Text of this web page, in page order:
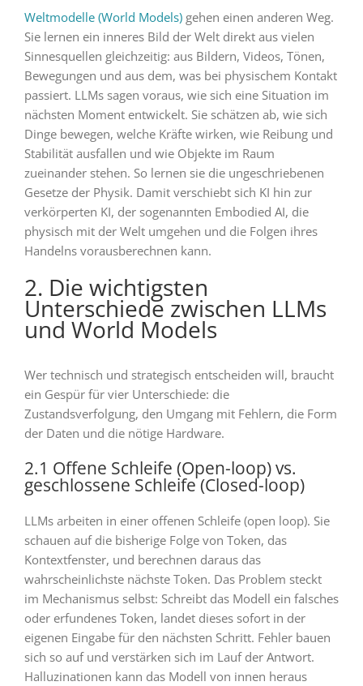
Weltmodelle (World Models)gehen einen anderen Weg.
Sie lernen ein inneres Bild der Welt direkt aus vielen
Sinnesquellen gleichzeitig: aus Bildern, Videos, Tönen,
Bewegungen und aus dem, was bei physischem Kontakt
passiert. LLMs sagen voraus, wie sich eine Situation im
nächsten Moment entwickelt. Sie schätzen ab, wie sich
Dinge bewegen, welche Kräfte wirken, wie Reibung und
Stabilität ausfallen und wie Objekte im Raum
zueinander stehen. So lernen sie die ungeschriebenen
Gesetze der Physik. Damit verschiebt sich KI hin zur
verkörperten KI, der sogenannten Embodied AI, die
physisch mit der Welt umgehen und die Folgen ihres
Handelns vorausberechnen kann.
2. Die wichtigsten
Unterschiede zwischen LLMs
und World Models
Wer technisch und strategisch entscheiden will, braucht
ein Gespür für vier Unterschiede: die
Zustandsverfolgung, den Umgang mit Fehlern, die Form
der Daten und die nötige Hardware.
2.1 Offene Schleife (Open-loop) vs.
geschlossene Schleife (Closed-loop)
LLMs arbeiten in einer offenen Schleife (open loop). Sie
schauen auf die bisherige Folge von Token, das
Kontextfenster, und berechnen daraus das
wahrscheinlichste nächste Token. Das Problem steckt
im Mechanismus selbst: Schreibt das Modell ein falsches
oder erfundenes Token, landet dieses sofort in der
eigenen Eingabe für den nächsten Schritt. Fehler bauen
sich so auf und verstärken sich im Lauf der Antwort.
Halluzinationen kann das Modell von innen heraus